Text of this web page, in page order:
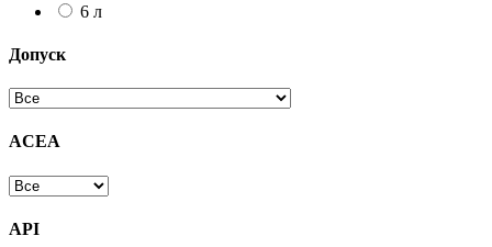
6 л
Допуск
ACEA
API